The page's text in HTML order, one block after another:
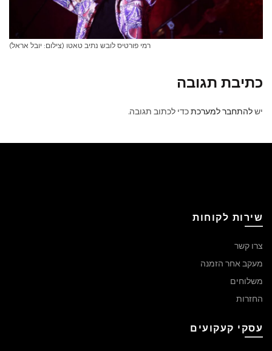
רמי פורטיס לובש נתיב טאטו (צילום: יובל אראל)
כתיבת תגובה
ישלהתחבר למערכתכדי לכתוב תגובה.
שירות לקוחות
צרו קשר
מעקב אחר הזמנה
משלוחים
החזרות
עסקי קעקועים